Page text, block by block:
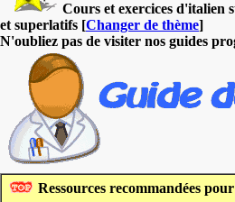
Cours et exercices d'italien
et superlatifs [Changer de thème]
N'oubliez pas de visiter nos guides
Ressources recommandées